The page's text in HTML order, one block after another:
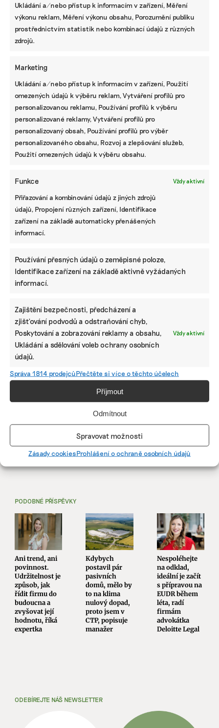
Ukládání a/nebo přístup k informacím v zařízení, Měření
výkonu reklam, Měření výkonu obsahu, Porozumění publiku
prostřednictvím statistik nebo kombinací údajů z různých
zdrojů.
Marketing
Ukládání a/nebo přístup k informacím v zařízení, Použití
omezených údajů k výběru reklam, Vytváření profilů pro
personalizovanou reklamu, Používání profilů k výběru
personalizované reklamy, Vytváření profilů pro
personalizovaný obsah, Používání profilů pro výběr
personalizovaného obsahu, Rozvoj a zlepšování služeb,
Použití omezených údajů k výběru obsahu.
Funkce Vždy aktivní
Přiřazování a kombinování údajů z jiných zdrojů
údajů, Propojení různých zařízení, Identifikace
zařízení na základě automaticky přenášených
informací.
Používání přesných údajů o zeměpisné poloze,
Identifikace zařízení na základě aktivně vyžádaných
informací.
Zajištění bezpečnosti, předcházení a
zjišťování podvodů a odstraňování chyb,
Poskytování a zobrazování reklamy a obsahu,
Ukládání a sdělování voleb ochrany osobních
údajů.
Vždy aktivní
Správa 1814 prodejcůPřečtěte si více o těchto účelech
Příjmout
Odmítnout
Spravovat možnosti
Zásady cookiesProhlášení o ochraně osobních údajů
Pomozte udržet důležité
Díky vaší podpoře se můžeme pustit do témat,
která by jinak nevznikla.
Přispějte na vznik obsahu.
PODOBNÉ PŘÍSPĚVKY
Ani trend, ani
povinnost.
Udržitelnost je
způsob, jak
řídit firmu do
budoucna a
zvyšovat její
hodnotu, říká
expertka
Kdybych
postavil pár
pasivních
domů, mělo by
to na klima
nulový dopad,
proto jsem v
CTP, popisuje
manažer
Nespoléhejte
na odklad,
ideální je začít
s přípravou na
EUDR během
léta, radí
firmám
advokátka
Deloitte Legal
ODEBÍREJTE NÁŠ NEWSLETTER